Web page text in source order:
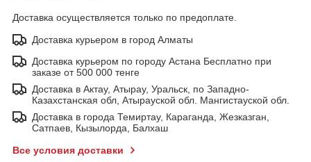
Доставка осуществляется только по предоплате.
Доставка курьером в город Алматы
Доставка курьером по городу Астана Бесплатно при
заказе от 500 000 тенге
Доставка в Актау, Атырау, Уральск, по Западно-
Казахстанская обл, Атырауской обл. Мангистауской обл.
Доставка в города Темиртау, Караганда, Жезказган,
Сатпаев, Кызылорда, Балхаш
Все условия доставки